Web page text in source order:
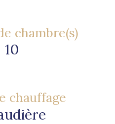
chambre(s)
10
chauffage